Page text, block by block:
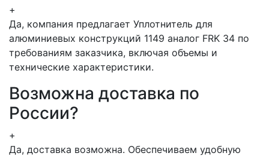
+
Да, компания предлагает Уплотнитель для
алюминиевых конструкций 1149 аналог FRK 34 по
требованиям заказчика, включая объемы и
технические характеристики.
Возможна доставка по
России?
+
Да, доставка возможна. Обеспечиваем удобную